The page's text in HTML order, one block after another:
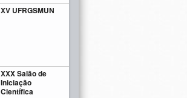
XV UFRGSMUN
XXX Salão de
Iniciação
Científica